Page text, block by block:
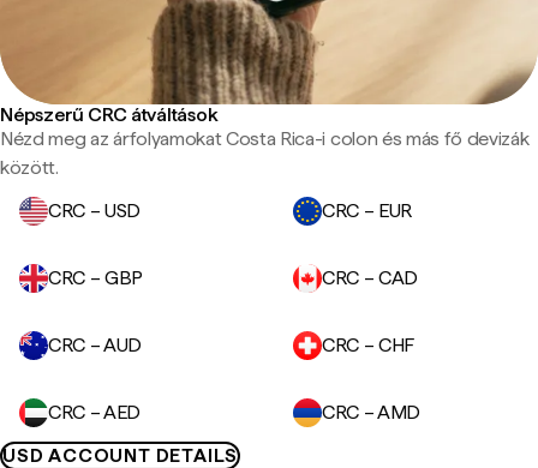
Népszerű CRC átváltások
Nézd meg az árfolyamokat Costa Rica-i colon és más fő devizák
között.
CRC – USD
CRC – EUR
CRC – GBP CRC – CAD
CRC – AUD CRC – CHF
CRC – AED
CRC – AMD
USD ACCOUNT DETAILS